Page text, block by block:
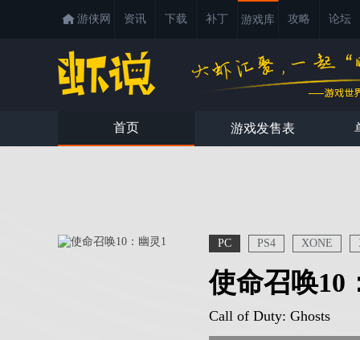
游侠网 资讯 下载 补丁 游戏库 攻略 论坛
首页 游戏发售表
PC PS4 XONE
使命召唤10
Call of Duty: Ghosts